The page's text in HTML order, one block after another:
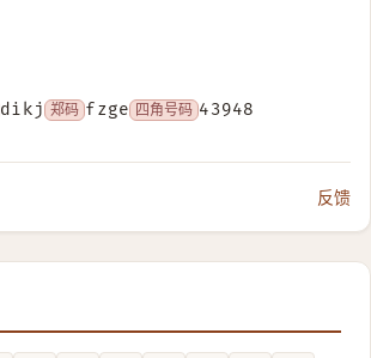
dikj 郑码 fzge 四角号码 43948
反馈